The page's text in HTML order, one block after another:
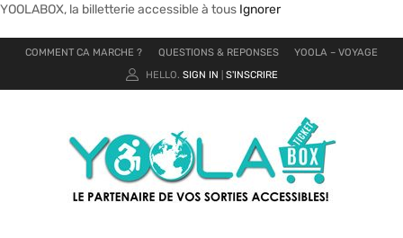
YOOLABOX, la billetterie accessible à tous Ignorer
COMMENT CA MARCHE ? QUESTIONS & REPONSES
YOOLA – VOYAGE
HELLO. SIGN IN S'INSCRIRE